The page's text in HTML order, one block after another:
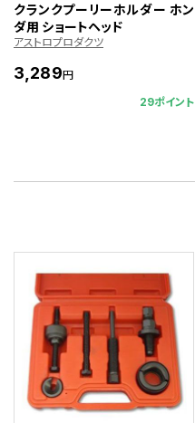
クランクプーリーホルダー ホン
ダ用 ショートヘッド
アストロプロダクツ
3,289円
29ポイント